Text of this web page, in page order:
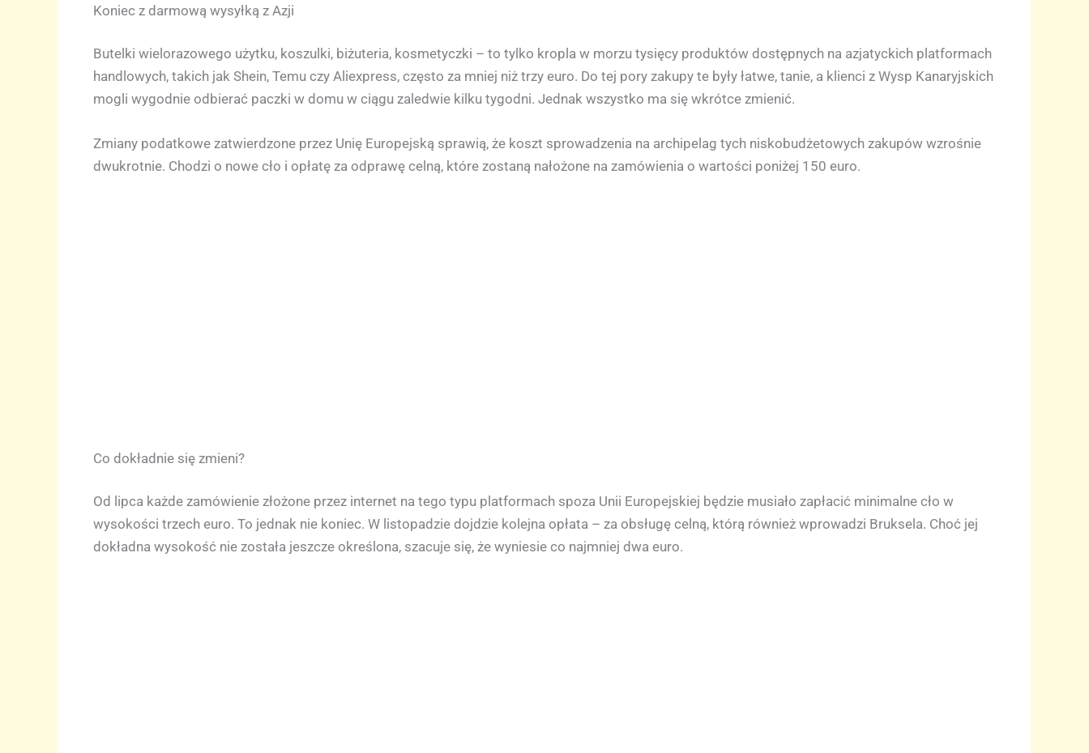
Koniec z darmową wysyłką z Azji
Butelki wielorazowego użytku, koszulki, biżuteria, kosmetyczki – to tylko kropla w morzu tysięcy produktów dostępnych na azjatyckich platformach
handlowych, takich jak Shein, Temu czy Aliexpress, często za mniej niż trzy euro. Do tej pory zakupy te były łatwe, tanie, a klienci z Wysp Kanaryjskich
mogli wygodnie odbierać paczki w domu w ciągu zaledwie kilku tygodni. Jednak wszystko ma się wkrótce zmienić.
Zmiany podatkowe zatwierdzone przez Unię Europejską sprawią, że koszt sprowadzenia na archipelag tych niskobudżetowych zakupów wzrośnie
dwukrotnie. Chodzi o nowe cło i opłatę za odprawę celną, które zostaną nałożone na zamówienia o wartości poniżej 150 euro.
Co dokładnie się zmieni?
Od lipca każde zamówienie złożone przez internet na tego typu platformach spoza Unii Europejskiej będzie musiało zapłacić minimalne cło w
wysokości trzech euro. To jednak nie koniec. W listopadzie dojdzie kolejna opłata – za obsługę celną, którą również wprowadzi Bruksela. Choć jej
dokładna wysokość nie została jeszcze określona, szacuje się, że wyniesie co najmniej dwa euro.